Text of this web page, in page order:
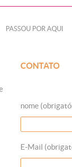
PASSOU POR AQUI
CONTATO
nome
E-Mail